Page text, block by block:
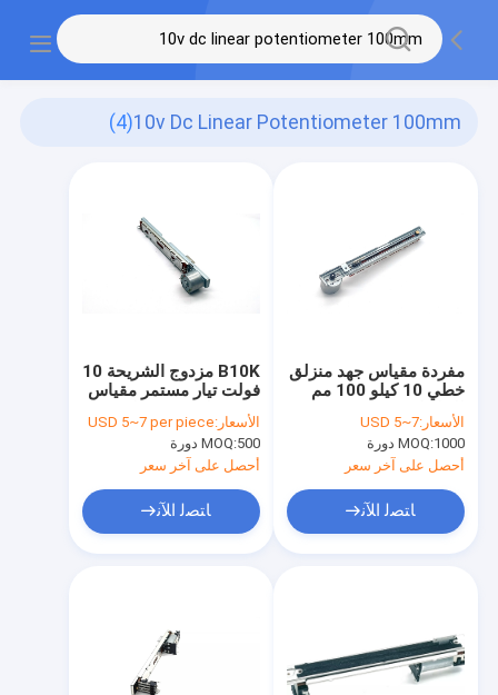
10v Dc Linear Potentiometer 100mm
(4)
B10K مزدوج الشريحة 10
فولت تيار مستمر مقياس
التقدمي
الأسعار:USD 5~7 per piece
MOQ:500 دورة
أحصل على آخر سعر
ﺎﺘﺼﻟ ﺍﻶﻧ
مفردة مقياس جهد منزلق
خطي 10 كيلو 100 مم
للخلاط
الأسعار:USD 5~7
MOQ:1000 دورة
أحصل على آخر سعر
ﺎﺘﺼﻟ ﺍﻶﻧ